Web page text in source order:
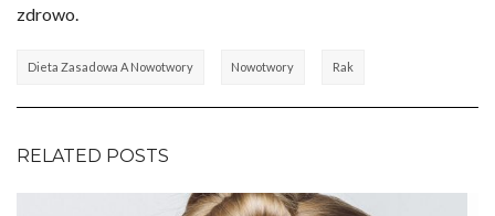
zdrowo.
Dieta Zasadowa A Nowotwory Nowotwory Rak
RELATED POSTS